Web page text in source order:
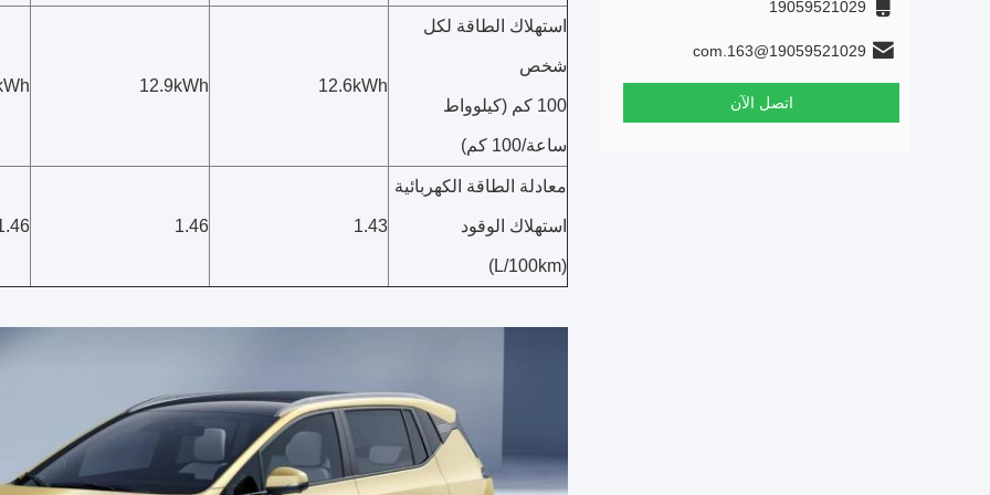
19059521029
19059521029@163.com
اتصل الآن
استهلاك الطاقة لكل
شخص
100 كم (كيلوواط
ساعة/100 كم)
12.6kWh
12.9kWh
معادلة الطاقة الكهربائية
استهلاك الوقود
(L/100km)
1.43
1.46